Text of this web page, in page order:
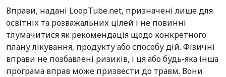
Вправи, надані LoopTube.net, призначені лише для
освітніх та розважальних цілей і не повинні
тлумачитися як рекомендація щодо конкретного
плану лікування, продукту або способу дій. Фізичні
вправи не позбавлені ризиків, і ця або будь-яка інша
програма вправ може призвести до травм. Вони